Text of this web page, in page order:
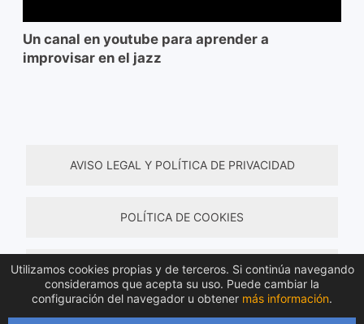
Un canal en youtube para aprender a
improvisar en el jazz
Utilizamos cookies propias y de terceros. Si continúa navegando
consideramos que acepta su uso. Puede cambiar la
configuración del navegador u obtener más información.
AVISO LEGAL Y POLÍTICA DE PRIVACIDAD
POLÍTICA DE COOKIES
TÉRMINOS Y CONDICIONES DE COMPRA
Todos los derechos reservados © 2026 Material de